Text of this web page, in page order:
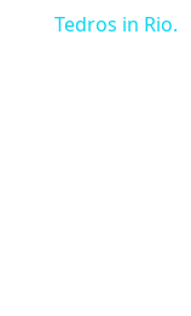
Tedros in Rio.